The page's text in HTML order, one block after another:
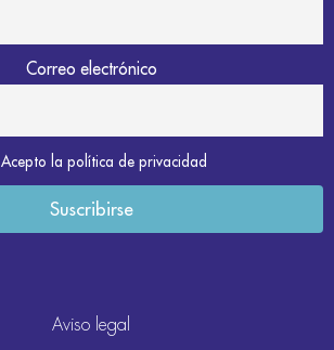
Correo electrónico
Acepto la política de privacidad
Aviso legal